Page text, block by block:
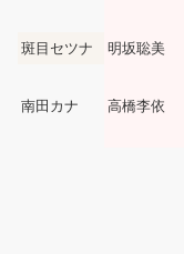
斑目セツナ
明坂聡美
南田カナ 高橋李依